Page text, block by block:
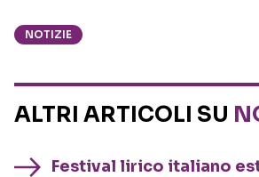
NOTIZIE
ALTRI ARTICOLI SU
Festival lirico italiano